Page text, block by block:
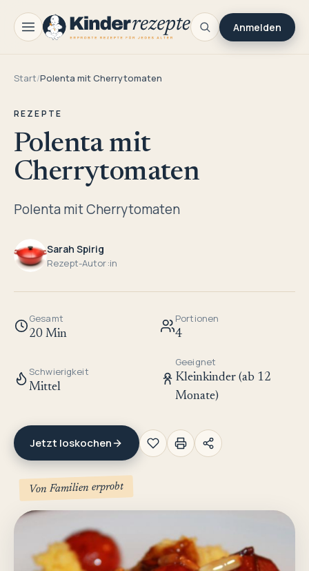
Anmelden
Start/Polenta mit Cherrytomaten
REZEPTE
Polenta mit
Cherrytomaten
Polenta mit Cherrytomaten
Sarah Spirig
Rezept-Autor:in
Gesamt
20 Min
Portionen
4
Schwierigkeit
Mittel
Geeignet
Kleinkinder (ab 12
Monate)
Jetzt loskochen
Von Familien erprobt